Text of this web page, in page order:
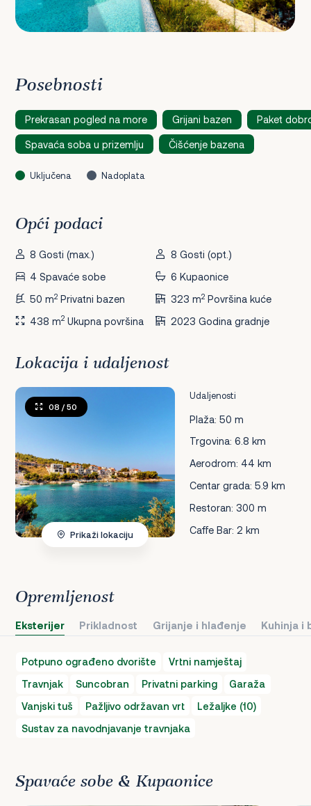
Posebnosti
Prekrasan pogled na more Grijani bazen Paket
Spavaća soba u prizemlju Čišćenje bazena
Uključena Nadoplata
Opći podaci
8 Gosti (max.)
8 Gosti (opt.)
4 Spavaće sobe
6 Kupaonice
50 m2 Privatni bazen 323 m2Površina kuće
438 m2 Ukupna površina 2023 Godina gradnje
Lokacija i udaljenost
Udaljenosti
Plaža: 50 m
Trgovina: 6.8 km
Aerodrom: 44 km
Centar grada: 5.9 km
Restoran: 300 m
Caffe Bar: 2 km
08 / 50
Prikaži lokaciju
Opremljenost
Eksterijer Prikladnost Grijanje i hlađenje Kuhinja i
Potpuno ograđeno dvorište
Vrtni namještaj
Travnjak
Suncobran Privatni parking
Garaža
Vanjski tuš
Pažljivo održavan vrt
Ležaljke (10)
Sustav za navodnjavanje travnjaka
Spavaće sobe & Kupaonice